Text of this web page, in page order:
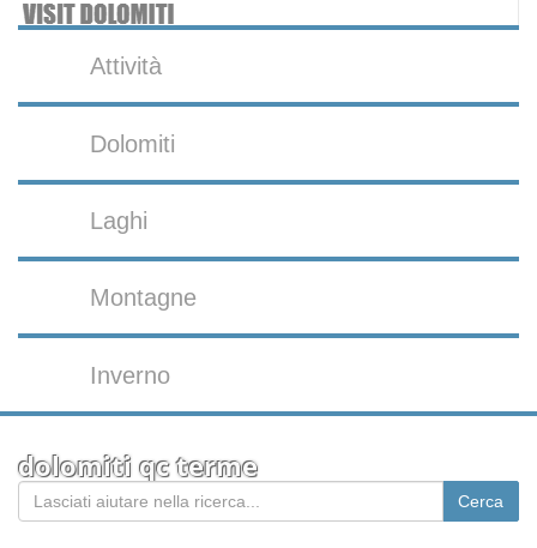
Attività
Dolomiti
Laghi
Montagne
Inverno
dolomiti qc terme